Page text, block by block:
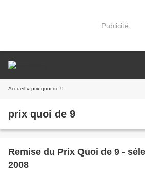
Publicité
Accueil » prix quoi de 9
prix quoi de 9
Remise du Prix Quoi de 9 -
2008